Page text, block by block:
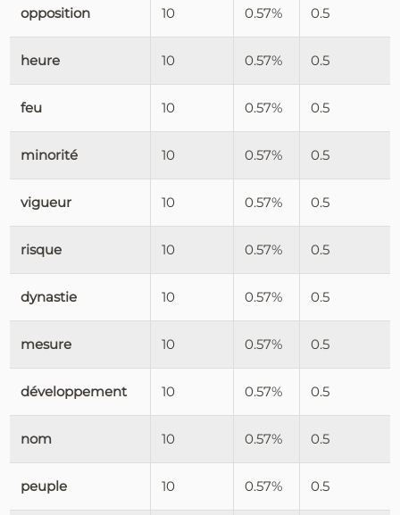
opposition 10 0.57% 0.5
heure 10 0.57% 0.5
feu 10 0.57% 0.5
minorité 10 0.57% 0.5
vigueur 10 0.57% 0.5
risque 10 0.57% 0.5
dynastie 10 0.57% 0.5
mesure 10 0.57% 0.5
développement 10 0.57% 0.5
nom 10 0.57% 0.5
peuple 10 0.57% 0.5